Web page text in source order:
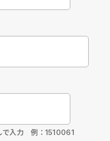
で入力 例：1510061